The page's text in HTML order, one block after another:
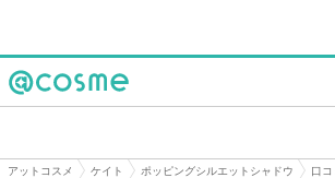
アットコスメ ケイト ポッピングシルエットシャドウ 口コ